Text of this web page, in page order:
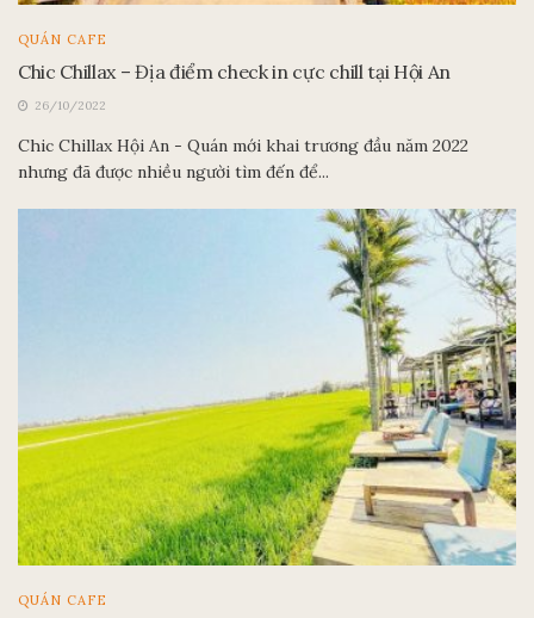
QUÁN CAFE
Chic Chillax – Địa điểm check in cực chill tại Hội An
26/10/2022
Chic Chillax Hội An - Quán mới khai trương đầu năm 2022
nhưng đã được nhiều người tìm đến để...
QUÁN CAFE